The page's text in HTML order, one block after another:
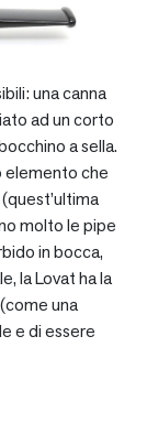
una canna
ad un corto
a sella.
elemento che
molto le pipe
in bocca,
la Lovat ha la
una
e di essere